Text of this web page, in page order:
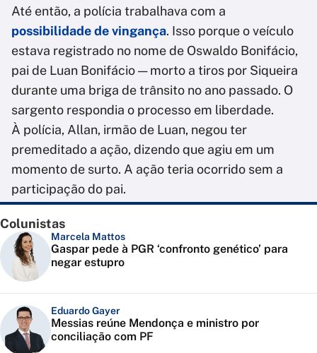
Até então, a polícia trabalhava com a
possibilidade de vingança. Isso porque o veículo
estava registrado no nome de Oswaldo Bonifácio,
pai de Luan Bonifácio — morto a tiros por Siqueira
durante uma briga de trânsito no ano passado. O
sargento respondia o processo em liberdade.
À polícia, Allan, irmão de Luan, negou ter
premeditado a ação, dizendo que agiu em um
momento de surto. A ação teria ocorrido sem a
participação do pai.
Colunistas
Marcela Mattos
Gaspar pede à PGR ‘confronto genético’ para
negar estupro
Eduardo Gayer
Messias reúne Mendonça e ministro por
conciliação com PF